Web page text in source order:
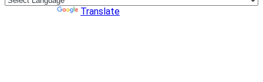
Translate